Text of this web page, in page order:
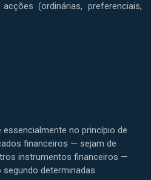
(ordinárias, preferenciais,
no princípio de
financeiros — sejam de
instrumentos financeiros —
determinadas